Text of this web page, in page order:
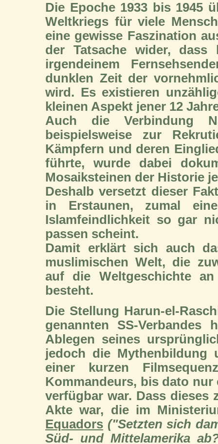
Die Epoche 1933 bis 1945
Weltkriegs für viele
eine gewisse Faszination
der Tatsache wider,
irgendeinem
dunklen Zeit der
wird. Es existieren
kleinen Aspekt jener 12
Auch die Verbindung
beispielsweise zur
Kämpfern und deren
führte, wurde dabei
Mosaiksteinen der Historie
Deshalb versetzt dieser
in Erstaunen, zumal
Islamfeindlichkeit so gar
passen scheint.
Damit erklärt sich auch
muslimischen Welt, die
auf die Weltgeschichte
besteht.
Die Stellung Harun-el-
genannten SS-
Ablegen seines
jedoch die Mythenbildung
einer kurzen
Kommandeurs, bis dato
verfügbar war. Dass dieses
Akte war, die im
Equadors ("Setzten sich
Süd- und Mittelamerika